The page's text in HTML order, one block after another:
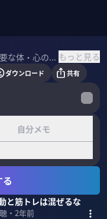
ビジネスパーソンに必要な体・心の鍛え方を一流のプロから学ぶ。今回は、松本勝さんに「論文」から設計する「ヘルスケアの新常識」を学んでいく。 ＜ゲスト＞ 松本勝（VISITS Technologies CEO） 東京大学大学院工学系研究科修了後、 ゴールドマンサックスに入社、 株式トレーダー等を経て、VISITS Technologiesを設立。 【マッスル社長のGOトレChannel】 もっと見る
ダウンロード 共有
自分メモ
と筋トレは混ぜるな
・ 2年前